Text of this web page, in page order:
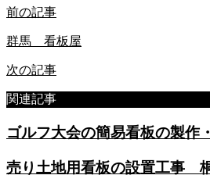
前の記事
群馬 看板屋
次の記事
関連記事
ゴルフ大会の簡易看板の製
売り土地用看板の設置工事